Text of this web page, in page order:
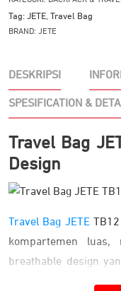
Tag: JETE, Travel Bag
BRAND: JETE
DESKRIPSI
SPESIFICATION &
Travel Bag
Design
Travel Bag JETETB12
kompartemen luas,
breathable design